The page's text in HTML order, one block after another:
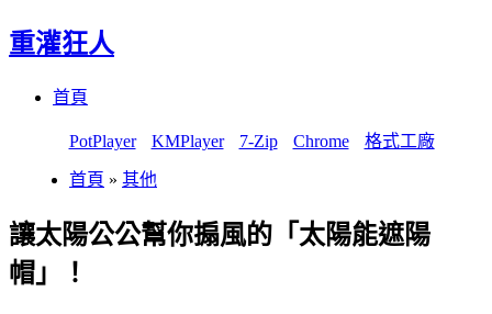
重灌狂人
首頁
PotPlayer KMPlayer 7-Zip Chrome 格式工廠
首頁 » 其他
讓太陽公公幫你搧風的「太陽能遮陽
帽」！